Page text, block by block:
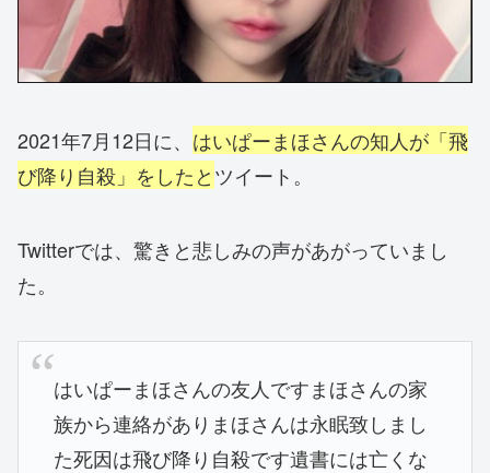
2021年7月12日に、 はいぱーまほさんの知人が「飛
び降り自殺」をしたとツイート。
Twitterでは、驚きと悲しみの声があがっていまし
た。
はいぱーまほさんの友人ですまほさんの家
族から連絡がありまほさんは永眠致しまし
た死因は飛び降り自殺です遺書には亡くな